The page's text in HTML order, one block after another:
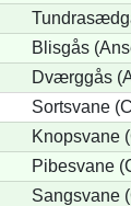
Blisgås
Dværggås
Sortsvane
Knopsvane
Pibesvane
Sangsvane